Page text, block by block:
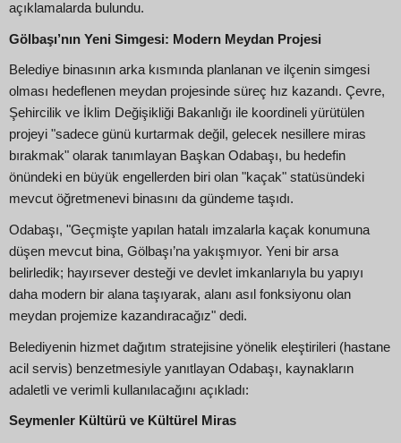
açıklamalarda bulundu.
Gölbaşı’nın Yeni Simgesi: Modern Meydan Projesi
Belediye binasının arka kısmında planlanan ve ilçenin simgesi
olması hedeflenen meydan projesinde süreç hız kazandı. Çevre,
Şehircilik ve İklim Değişikliği Bakanlığı ile koordineli yürütülen
projeyi "sadece günü kurtarmak değil, gelecek nesillere miras
bırakmak" olarak tanımlayan Başkan Odabaşı, bu hedefin
önündeki en büyük engellerden biri olan "kaçak" statüsündeki
mevcut öğretmenevi binasını da gündeme taşıdı.
Odabaşı, "Geçmişte yapılan hatalı imzalarla kaçak konumuna
düşen mevcut bina, Gölbaşı’na yakışmıyor. Yeni bir arsa
belirledik; hayırsever desteği ve devlet imkanlarıyla bu yapıyı
daha modern bir alana taşıyarak, alanı asıl fonksiyonu olan
meydan projemize kazandıracağız" dedi.
Belediyenin hizmet dağıtım stratejisine yönelik eleştirileri (hastane
acil servis) benzetmesiyle yanıtlayan Odabaşı, kaynakların
adaletli ve verimli kullanılacağını açıkladı:
Seymenler Kültürü ve Kültürel Miras